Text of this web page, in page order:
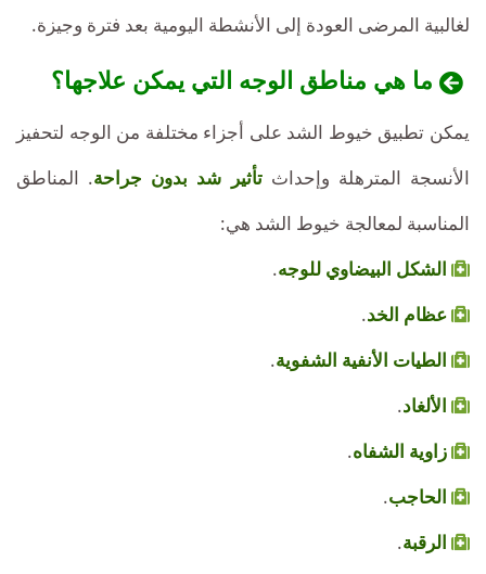
لغالبية المرضى العودة إلى الأنشطة اليومية بعد فترة وجيزة.
ما هي مناطق الوجه التي يمكن علاجها؟
يمكن تطبيق خيوط الشد على أجزاء مختلفة من الوجه لتحفيز
الأنسجة المترهلة وإحداثتأثير شد بدون جراحة. المناطق
المناسبة لمعالجة خيوط الشد هي:
الشكل البيضاوي للوجه.
عظام الخد.
الطيات الأنفية الشفوية.
الألغاد.
زاوية الشفاه.
الحاجب.
الرقبة.